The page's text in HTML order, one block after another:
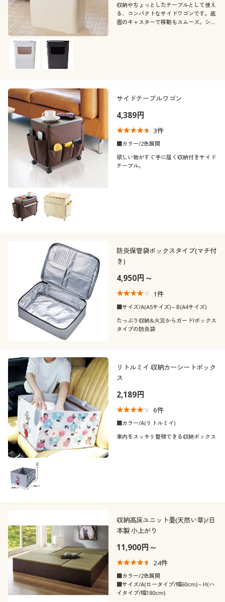
収納やちょっとしたテーブルとして使え
る、コンパクトなサイドワゴンです。底
面のキャスターで移動もスムーズ。シン
サイドテーブルワゴン
4,389円
3件
■カラー/2色展開
欲しい物がすぐ手に届く収納付きサイド
テーブル。
防炎保管袋ボックスタイプ(マチ付
き)
4,950円～
1件
■サイズ/A(A5サイズ)～B(A4サイズ)
たっぷり収納&火災からガード!ボックス
タイプの防炎袋
リトルミイ 収納カーシートボック
ス
2,189円
6件
■カラー/A(リトルミイ)
車内をスッキリ整頓できる収納ボックス
収納高床ユニット畳(天然い草)/日
本製 小上がり
11,900円～
24件
■カラー/2色展開
■サイズ/A(ロータイプ/幅60cm)～H(ハ
イタイプ/幅180cm)